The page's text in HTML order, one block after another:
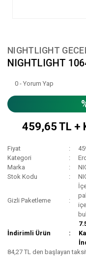
NIGHTLIGHT
NIGHTLIGHT
0 - Yorum Yap
459,65 TL +
Fiyat
Kategori
Marka
Stok Kodu
Gizli Paketleme
İndirimli Ürün
84,27 TL den başlayan